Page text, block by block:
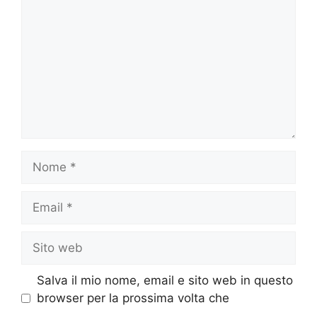
Salva il mio nome, email e sito web in questo
browser per la prossima volta che